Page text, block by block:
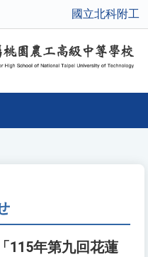
國立北科附工
115年第九回花蓮